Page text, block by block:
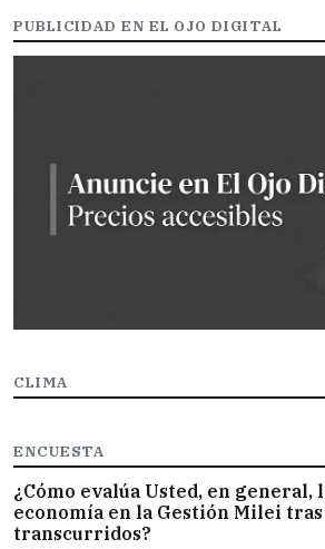
PUBLICIDAD EN EL OJO DIGITAL
CLIMA
ENCUESTA
¿Cómo evalúa Usted, en general,
economía en la Gestión Milei
transcurridos?